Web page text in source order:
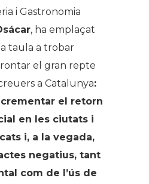
i Gastronomia
, ha emplaçat
taula a trobar
el gran repte
a Catalunya:
el retorn
en les ciutats i
i, a la vegada,
negatius, tant
com de l’ús de